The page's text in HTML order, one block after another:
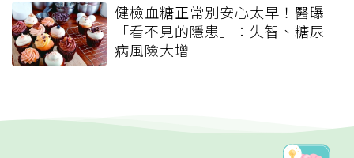
健檢血糖正常別安心太早！醫曝
「看不見的隱患」：失智、糖尿
病風險大增